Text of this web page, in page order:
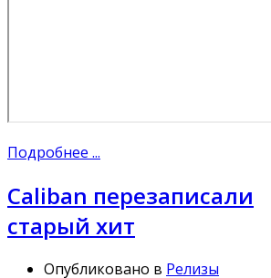
Подробнее ...
Caliban перезаписали
старый хит
Опубликовано в Релизы